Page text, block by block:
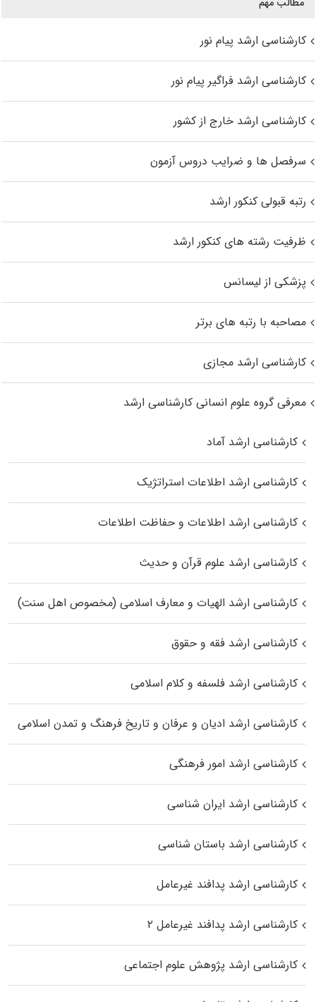
کارشناسی ارشد پیام نور
کارشناسی ارشد فراگیر پیام نور
کارشناسی ارشد خارج از کشور
سرفصل ها و ضرایب دروس آزمون
رتبه قبولی کنکور ارشد
ظرفیت رشته های کنکور ارشد
پزشکی از لیسانس
مصاحبه با رتبه های برتر
کارشناسی ارشد مجازی
معرفی گروه علوم انسانی کارشناسی ارشد
کارشناسی ارشد آماد
کارشناسی ارشد اطلاعات استراتژیک
کارشناسی ارشد اطلاعات و حفاظت اطلاعات
کارشناسی ارشد علوم قرآن و حدیث
کارشناسی ارشد الهیات و معارف اسلامی (مخصوص اهل سنت)
کارشناسی ارشد فقه و حقوق
کارشناسی ارشد فلسفه و کلام اسلامی
کارشناسی ارشد ادیان و عرفان و تاریخ فرهنگ و تمدن اسلامی
کارشناسی ارشد امور فرهنگی
کارشناسی ارشد ایران شناسی
کارشناسی ارشد باستان شناسی
کارشناسی ارشد پدافند غیرعامل
کارشناسی ارشد پدافند غیرعامل ۲
کارشناسی ارشد پژوهش علوم اجتماعی